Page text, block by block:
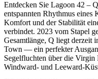
Entdecken Sie Lagoon 42 –
entspannten Rhythmus
Komfort und der Stabilität
verbindet. 2023 vom Stapel
Gesamtlänge, Q liegt derzeit
Town — ein perfekter
Segelfluchten über die Virgin
Windward- und Leeward-